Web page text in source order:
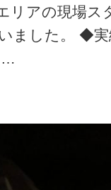
アの現場ス
ました。 ◆
…